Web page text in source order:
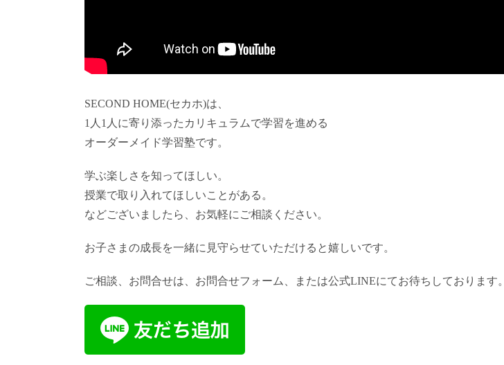
SECOND HOME(セカホ)は、
1人1人に寄り添ったカリキュラムで学習を進める
オーダーメイド学習塾です。
学ぶ楽しさを知ってほしい。
授業で取り入れてほしいことがある。
などございましたら、お気軽にご相談ください。
お子さまの成長を一緒に見守らせていただけると嬉しいです。
ご相談、お問合せは、お問合せフォーム、または公式LINEにてお待ちしております。